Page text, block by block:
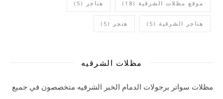
موقع مظلات الشرقية (18) هناجر (5)
هناجر الشرقية (5) هنجر (5)
مظلات الشرقيه
مظلات سواتر برجولات الدمام الخبر الشرقيه متخصصون في جميع